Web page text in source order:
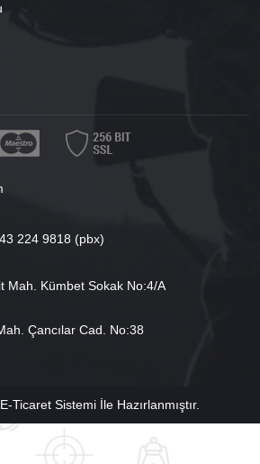
224 9818 (pbx)
Mah. Kümbet Sokak No:4/A
Çancılar Cad. No:38
Ticaret Sistemiİle Hazırlanmıştır.